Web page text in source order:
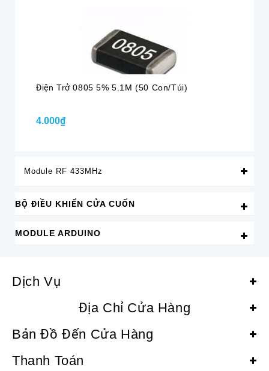
Điện Trở 0805 5% 5.1M (50 Con/túi)
4.000₫
Module RF 433MHz
BỘ ĐIỀU KHIỂN CỬA CUỐN
MODULE ARDUINO
Dịch Vụ
Địa Chỉ Cửa Hàng
Bản Đồ Đến Cửa Hàng
Thanh Toán